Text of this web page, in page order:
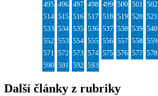
495 496 497 498 499 500 501 502
514 515 516 517 518 519 520 521
533 534 535 536 537 538 539 540
552 553 554 555 556 557 558 559
571 572 573 574 575 576 577 578
590 591 592 593
Další články z rubriky